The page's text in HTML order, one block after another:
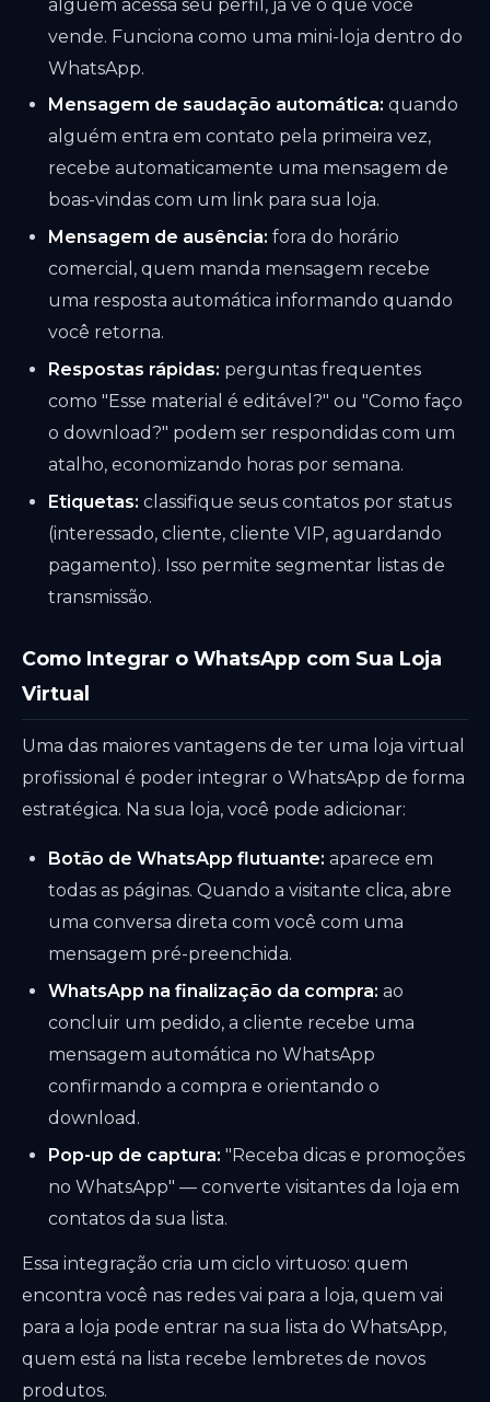
alguém acessa seu perfil, já vê o que você
vende. Funciona como uma mini-loja dentro do
WhatsApp.
Mensagem de saudação automática: quando
alguém entra em contato pela primeira vez,
recebe automaticamente uma mensagem de
boas-vindas com um link para sua loja.
Mensagem de ausência: fora do horário
comercial, quem manda mensagem recebe
uma resposta automática informando quando
você retorna.
Respostas rápidas: perguntas frequentes
como "Esse material é editável?" ou "Como faço
o download?" podem ser respondidas com um
atalho, economizando horas por semana.
Etiquetas: classifique seus contatos por status
(interessado, cliente, cliente VIP, aguardando
pagamento). Isso permite segmentar listas de
transmissão.
Como Integrar o WhatsApp com Sua Loja
Virtual
Uma das maiores vantagens de ter uma loja virtual
profissional é poder integrar o WhatsApp de forma
estratégica. Na sua loja, você pode adicionar:
Botão de WhatsApp flutuante: aparece em
todas as páginas. Quando a visitante clica, abre
uma conversa direta com você com uma
mensagem pré-preenchida.
WhatsApp na finalização da compra: ao
concluir um pedido, a cliente recebe uma
mensagem automática no WhatsApp
confirmando a compra e orientando o
download.
Pop-up de captura: "Receba dicas e promoções
no WhatsApp" — converte visitantes da loja em
contatos da sua lista.
Essa integração cria um ciclo virtuoso: quem
encontra você nas redes vai para a loja, quem vai
para a loja pode entrar na sua lista do WhatsApp,
quem está na lista recebe lembretes de novos
produtos.